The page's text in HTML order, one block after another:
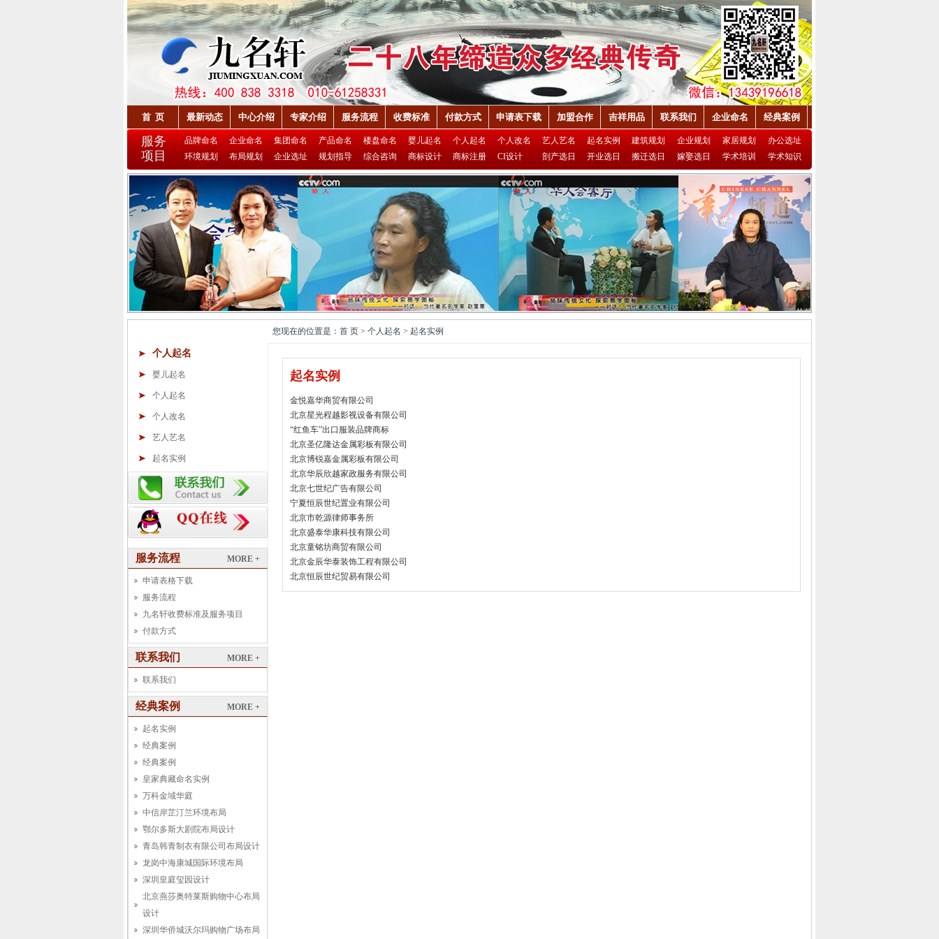
首 页 最新动态 中心介绍 专家介绍 服务流程 收费标准 付款方式 申请表下载 加盟合作 吉祥用品 联系我们 企业命名 经典案例
服务
项目
品牌命名 企业命名 集团命名 产品命名 楼盘命名 婴儿起名 个人起名 个人改名 艺人艺名 起名实例 建筑规划 企业规划 家居规划
办公选址
环境规划
布局规划 企业选址 规划指导 综合咨询 商标设计 商标注册 CI设计 剖产选日 开业选日 搬迁选日 嫁娶选日 学术培训 学术知识
您现在的位置是：首 页 > 个人起名 > 起名实例
个人起名
婴儿起名
个人起名
个人改名
艺人艺名
起名实例
MORE +
服务流程
申请表格下载
服务流程
九名轩收费标准及服务项目
付款方式
MORE +
联系我们
联系我们
MORE +
经典案例
起名实例
经典案例
经典案例
皇家典藏命名实例
万科金域华庭
中信岸芷汀兰环境布局
鄂尔多斯大剧院布局设计
青岛韩青制衣有限公司布局设计
龙岗中海康城国际环境布局
深圳皇庭玺园设计
北京燕莎奥特莱斯购物中心布局
设计
深圳华侨城沃尔玛购物广场布局
起名实例
金悦嘉华商贸有限公司
北京星光程越影视设备有限公司
“红鱼车”出口服装品牌商标
北京圣亿隆达金属彩板有限公司
北京博锐嘉金属彩板有限公司
北京华辰欣越家政服务有限公司
北京七世纪广告有限公司
宁夏恒辰世纪置业有限公司
北京市乾源律师事务所
北京盛泰华康科技有限公司
北京童铭坊商贸有限公司
北京金辰华泰装饰工程有限公司
北京恒辰世纪贸易有限公司